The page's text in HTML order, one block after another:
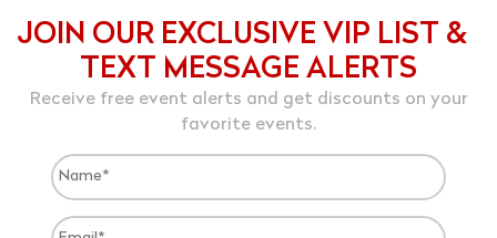
JOIN OUR EXCLUSIVE VIP LIST &
TEXT MESSAGE ALERTS
Receive free event alerts and get discounts on your
favorite events.